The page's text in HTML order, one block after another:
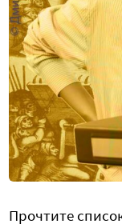
Прочтите